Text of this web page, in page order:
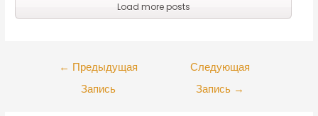
Load more posts
← Предыдущая
Запись
Следующая
Запись →